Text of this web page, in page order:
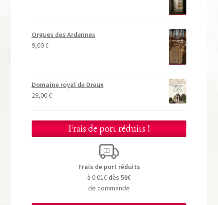
Orgues des Ardennes
9,00€
Domaine royal de Dreux
29,00€
Frais de port réduits !
Frais de port réduits
à 0.01€ dès 50€
de commande